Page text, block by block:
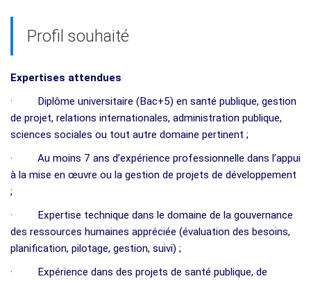
Profil souhaité
Expertises attendues
· Diplôme universitaire (Bac+5) en santé publique, gestion
de projet, relations internationales, administration publique,
sciences sociales ou tout autre domaine pertinent ;
· Au moins 7 ans d’expérience professionnelle dans l’appui
à la mise en œuvre ou la gestion de projets de développement
;
· Expertise technique dans le domaine de la gouvernance
des ressources humaines appréciée (évaluation des besoins,
planification, pilotage, gestion, suivi) ;
· Expérience dans des projets de santé publique, de